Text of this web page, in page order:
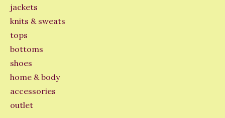
jackets
knits & sweats
tops
bottoms
shoes
home & body
accessories
outlet